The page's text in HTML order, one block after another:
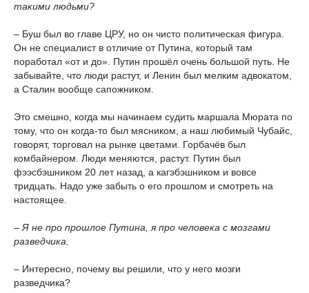
такими людьми?
– Буш был во главе ЦРУ, но он чисто политическая фигура.
Он не специалист в отличие от Путина, который там
поработал «от и до». Путин прошёл очень большой путь. Не
забывайте, что люди растут, и Ленин был мелким адвокатом,
а Сталин вообще сапожником.
Это смешно, когда мы начинаем судить маршала Мюрата по
тому, что он когда-то был мясником, а наш любимый Чубайс,
говорят, торговал на рынке цветами. Горбачёв был
комбайнером. Люди меняются, растут. Путин был
фээсбэшником 20 лет назад, а кагэбэшником и вовсе
тридцать. Надо уже забыть о его прошлом и смотреть на
настоящее.
– Я не про прошлое Путина, я про человека с мозгами
разведчика.
– Интересно, почему вы решили, что у него мозги
разведчика?